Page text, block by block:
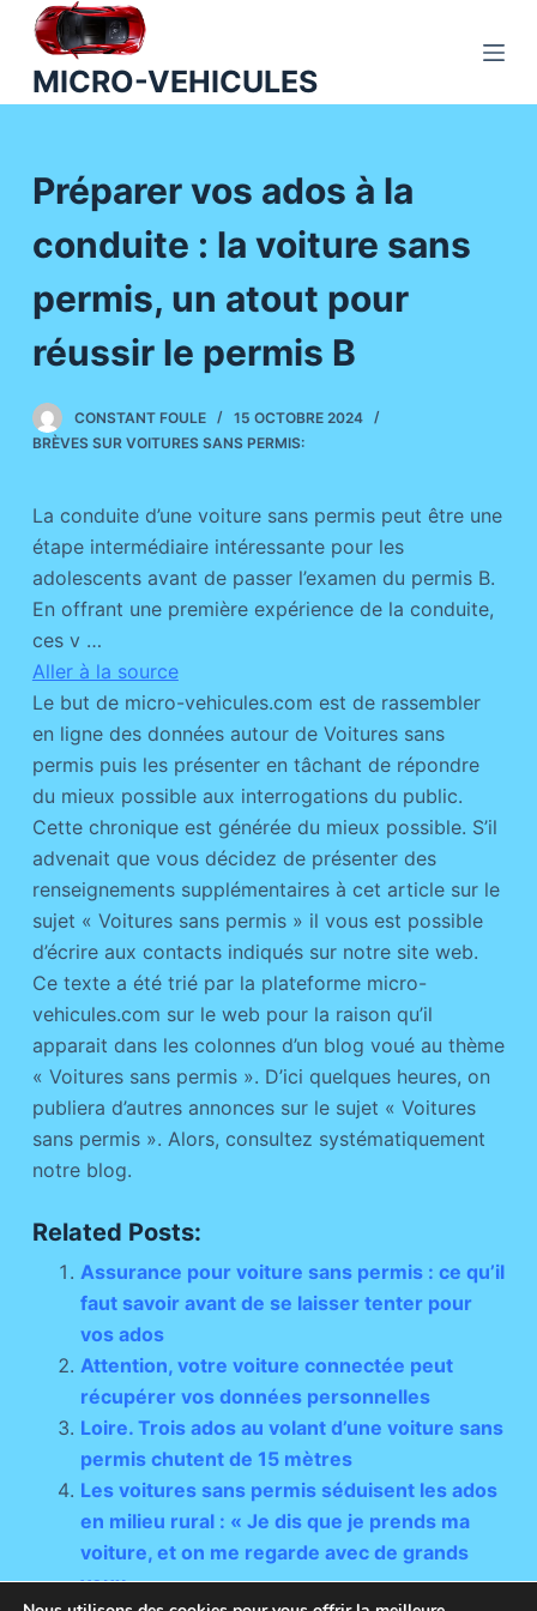
P
u
n
MICRO-VEHICULES
Préparer vos ados à la
conduite : la voiture sans
permis, un atout pour
réussir le permis B
CONSTANT FOULE
15 OCTOBRE 2024
BRÈVES SUR VOITURES SANS PERMIS:
La conduite d’une voiture sans permis peut être une
étape intermédiaire intéressante pour les
adolescents avant de passer l’examen du permis B.
En offrant une première expérience de la conduite,
ces v …
Aller à la source
Le but de micro-vehicules.com est de rassembler
en ligne des données autour de Voitures sans
permis puis les présenter en tâchant de répondre
du mieux possible aux interrogations du public.
Cette chronique est générée du mieux possible. S’il
advenait que vous décidez de présenter des
renseignements supplémentaires à cet article sur le
sujet « Voitures sans permis » il vous est possible
d’écrire aux contacts indiqués sur notre site web.
Ce texte a été trié par la plateforme micro-
vehicules.com sur le web pour la raison qu’il
apparait dans les colonnes d’un blog voué au thème
« Voitures sans permis ». D’ici quelques heures, on
publiera d’autres annonces sur le sujet « Voitures
sans permis ». Alors, consultez systématiquement
notre blog.
Related Posts:
Assurance pour voiture sans permis : ce qu’il
faut savoir avant de se laisser tenter pour
vos ados
Attention, votre voiture connectée peut
récupérer vos données personnelles
Loire. Trois ados au volant d’une voiture sans
permis chutent de 15 mètres
Les voitures sans permis séduisent les ados
en milieu rural : « Je dis que je prends ma
voiture, et on me regarde avec de grands
yeux